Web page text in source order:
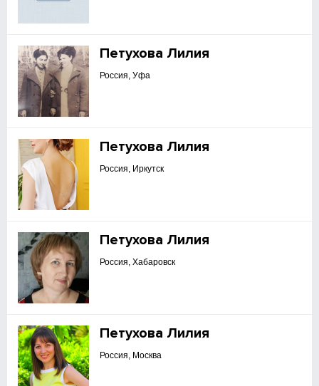
Петухова Лилия
Россия, Уфа
Петухова Лилия
Россия, Иркутск
Петухова Лилия
Россия, Хабаровск
Петухова Лилия
Россия, Москва